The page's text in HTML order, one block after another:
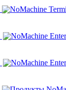
NoMachine
NoMachine
NoMachine